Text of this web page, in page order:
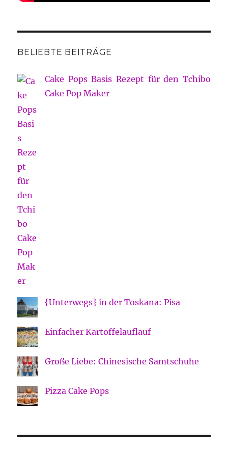
BELIEBTE BEITRÄGE
Cake Pops Basis Rezept für den Tchibo
Cake Pop Maker
{Unterwegs} in der Toskana: Pisa
Einfacher Kartoffelauflauf
Große Liebe: Chinesische Samtschuhe
Pizza Cake Pops